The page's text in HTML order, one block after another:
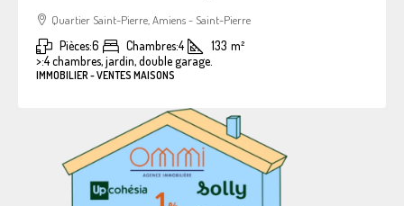
Quartier Saint-Pierre, Amiens - Saint-Pierre
Pièces:6 Chambres:4 133 m²
>:4 chambres, jardin, double garage.
IMMOBILIER - VENTES MAISONS